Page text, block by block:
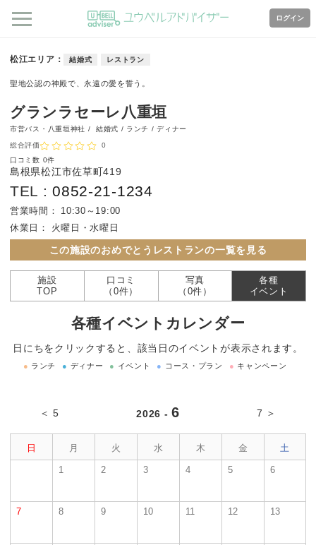
ログイン
松江エリア 結婚式 レストラン
聖地公認の神殿で、永遠の愛を誓う。
グランラセーレ八重垣
市営バス・八重垣神社 / 結婚式 / ランチ / ディナー
総合評価
0
口コミ数 0件
島根県松江市佐草町419
TEL :0852-21-1234
営業時間：
10:30～19:00
休業日：
火曜日・水曜日
この施設のおめでとうレストランの一覧を見る
施設
TOP
口コミ
（0件）
写真
（0件）
各種
イベント
各種イベントカレンダー
日にちをクリックすると、該当日のイベントが表示されます。
● ランチ ● ディナー ● イベント ● コース・プラン ● キャンペーン
＜ 5 2026 -6 7 ＞
日 月 火 水 木 金 土
1 2 3 4 5 6
7 8 9 10 11 12 13